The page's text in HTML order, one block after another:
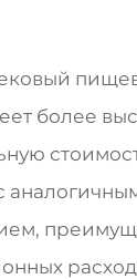
более